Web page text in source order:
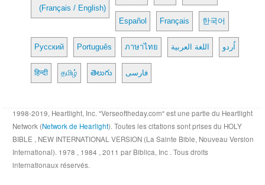
(Français / English)
Español Français 한국어
Русский Português ภาษาไทย اللغة العربية اُردو
हिन्दी தமிழ் తెలుగు فارسی
1998-2019, Heartlight, Inc. "Verseoftheday.com" est une partie du Heartlight
Network (Network de Hearlight). Toutes les citations sont prises du HOLY
BIBLE , NEW INTERNATIONAL VERSION (La Sainte Bible, Nouveau Version
International). 1978 , 1984 , 2011 par Biblica, Inc . Tous droits
internationaux réservés.